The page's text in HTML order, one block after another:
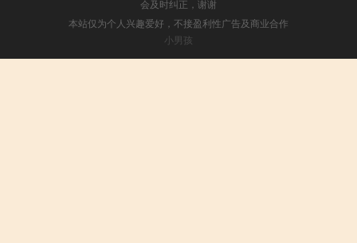
会及时纠正，谢谢
本站仅为个人兴趣爱好，不接盈利性广告及商业合作
小男孩